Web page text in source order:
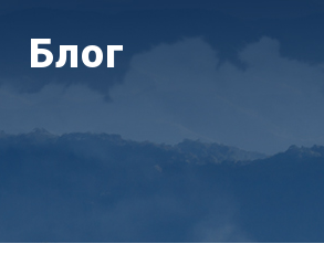
Блог